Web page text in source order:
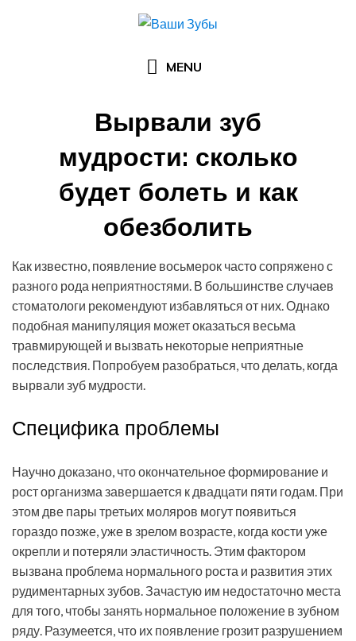
MENU
Вырвали зуб
мудрости: сколько
будет болеть и как
обезболить
byАндрей Виноградов
12.12.2015
Как известно, появление восьмерок часто сопряжено с
разного рода неприятностями. В большинстве случаев
стоматологи рекомендуют избавляться от них. Однако
подобная манипуляция может оказаться весьма
травмирующей и вызвать некоторые неприятные
последствия. Попробуем разобраться, что делать, когда
вырвали зуб мудрости.
Специфика проблемы
Научно доказано, что окончательное формирование и
рост организма завершается к двадцати пяти годам. При
этом две пары третьих моляров могут появиться
гораздо позже, уже в зрелом возрасте, когда кости уже
окрепли и потеряли эластичность. Этим фактором
вызвана проблема нормального роста и развития этих
рудиментарных зубов. Зачастую им недостаточно места
для того, чтобы занять нормальное положение в зубном
ряду. Разумеется, что их появление грозит разрушением